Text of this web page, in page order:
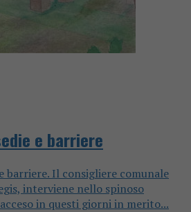
e barriere
barriere. Il consigliere comunale
interviene nello spinoso
in questi giorni in merito...